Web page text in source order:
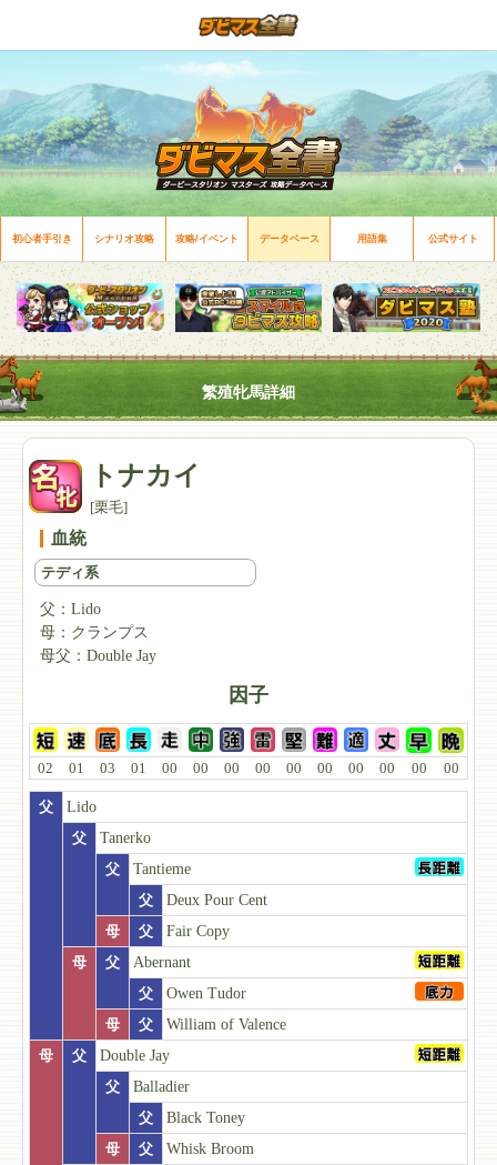
初心者手引き シナリオ攻略 攻略/イベント データベース 用語集 公式サイト
繁殖牝馬詳細
トナカイ
[栗毛]
血統
テディ系
父： Lido
母： クランプス
母父： Double Jay
因子
02 01 03 01 00 00 00 00 00 00 00 00 00 00
父
Lido
父
Tanerko
父
Tantieme
父
Deux Pour Cent
母
父
Fair Copy
母
父
Abernant
父
Owen Tudor
母
父
William of Valence
母
父
Double Jay
父
Balladier
父
Black Toney
母
父
Whisk Broom